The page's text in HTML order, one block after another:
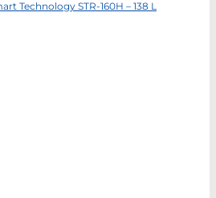
Technology STR-160H – 138 L